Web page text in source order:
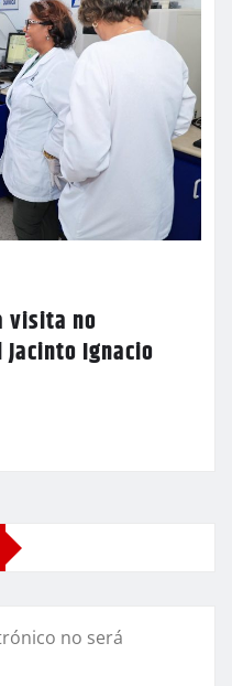
visita no
Ignacio
no será